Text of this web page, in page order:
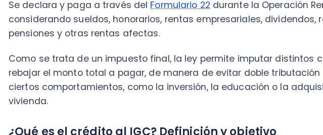
vivienda.
¿Qué es el crédito al IGC? Definición y objetivo
El crédito al IGC es un mecanismo tributario que permite a las personas
con domicilio o residencia en Chile rebajar del monto de su Impuesto Global
Complementario los impuestos de otras categorías que ya hayan pagado
rentas que perciben.
asegurando que un ingreso no sea gravado dos veces por diferentes tributos.